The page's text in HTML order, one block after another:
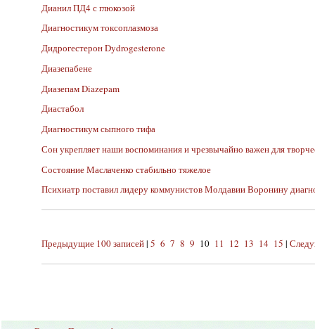
Дианил ПД4 с глюкозой
Диагностикум токсоплазмоза
Дидрогестерон Dydrogesterone
Диазепабене
Диазепам Diazepam
Диастабол
Диагностикум сыпного тифа
Сон укрепляет наши воспоминания и чрезвычайно важен для
Состояние Маслаченко стабильно тяжелое
Психиатр поставил лидеру коммунистов Молдавии Воронину
Предыдущие 100 записей| 5 6 7 8 9 10 11 12 13 14 15 |